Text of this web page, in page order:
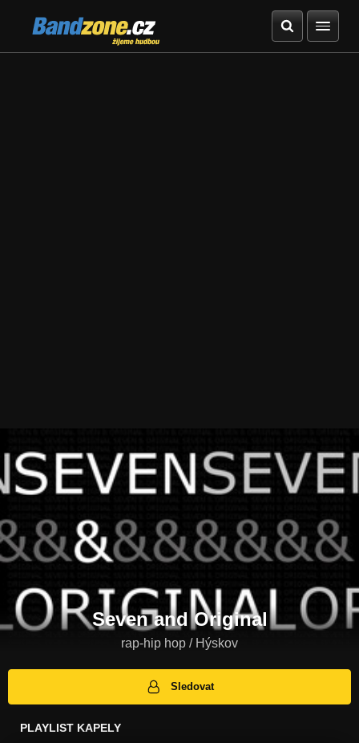
Bandzone.cz
žijeme hudbou
Seven and Original
rap-hip hop / Hýskov
Sledovat
PLAYLIST KAPELY